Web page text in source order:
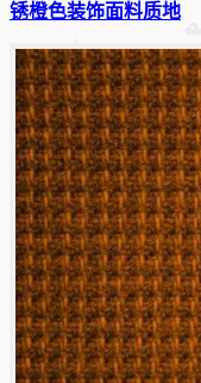
锈橙色装饰面料质地